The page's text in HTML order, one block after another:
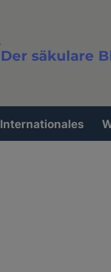
Der säkulare
Volltextsuche
Internationales